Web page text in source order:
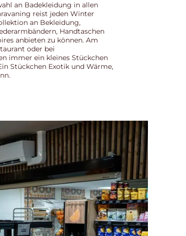
an Badekleidung in allen
reist jeden Winter
an Bekleidung,
Handtaschen
anbieten zu können. Am
oder bei
immer ein kleines Stückchen
Stückchen Exotik und Wärme,